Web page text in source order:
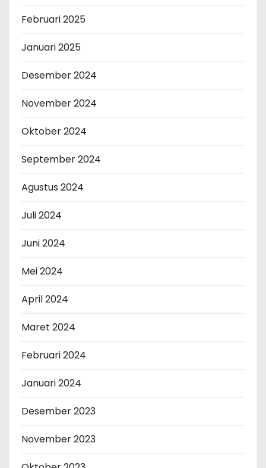
Februari 2025
Januari 2025
Desember 2024
November 2024
Oktober 2024
September 2024
Agustus 2024
Juli 2024
Juni 2024
Mei 2024
April 2024
Maret 2024
Februari 2024
Januari 2024
Desember 2023
November 2023